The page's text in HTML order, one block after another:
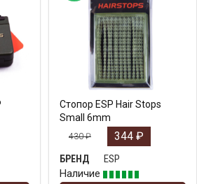
Стопор ESP Hair Stops
Small 6mm
430₽ 344 ₽
БРЕНД
ESP
Наличие